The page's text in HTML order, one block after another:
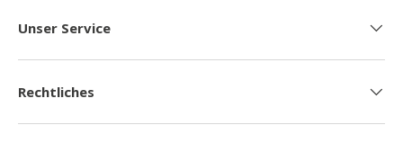
Unser Service
Rechtliches